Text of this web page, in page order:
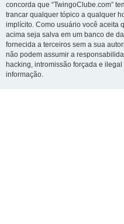
concorda que “TwingoClube.com”
trancar qualquer tópico a qualquer
implícito. Como usuário você aceita
acima seja salva em um banco de
fornecida a terceiros sem a sua
não podem assumir a
hacking, intromissão forçada e
informação.